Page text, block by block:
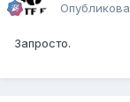
Запросто.